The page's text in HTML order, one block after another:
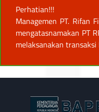
Perhatian!!!
Managemen PT. Rifan
mengatasnamakan PT
melaksanakan